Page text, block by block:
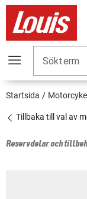
Sökterm
Startsida
Tillbaka till val av
Reservdelar och